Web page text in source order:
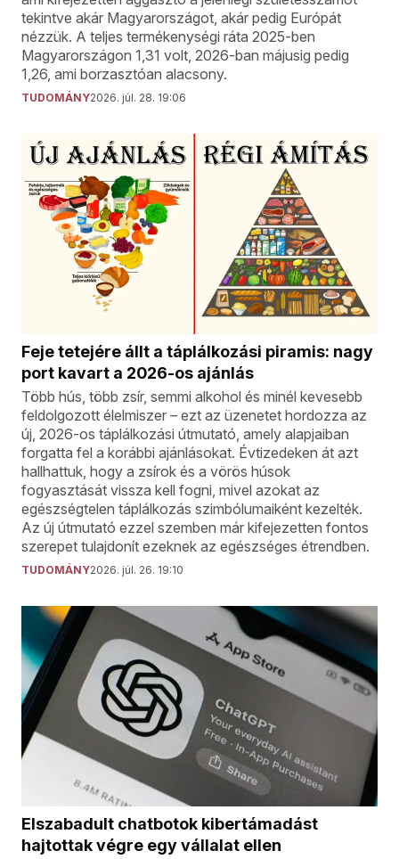
tekintve akár Magyarországot, akár pedig Európát
nézzük. A teljes termékenységi ráta 2025-ben
Magyarországon 1,31 volt, 2026-ban májusig pedig
1,26, ami borzasztóan alacsony.
TUDOMÁNY2026. júl. 28. 19:06
Feje tetejére állt a táplálkozási piramis: nagy
port kavart a 2026-os ajánlás
Több hús, több zsír, semmi alkohol és minél kevesebb
feldolgozott élelmiszer – ezt az üzenetet hordozza az
új, 2026-os táplálkozási útmutató, amely alapjaiban
forgatta fel a korábbi ajánlásokat. Évtizedeken át azt
hallhattuk, hogy a zsírok és a vörös húsok
fogyasztását vissza kell fogni, mivel azokat az
egészségtelen táplálkozás szimbólumaiként kezelték.
Az új útmutató ezzel szemben már kifejezetten fontos
szerepet tulajdonít ezeknek az egészséges étrendben.
TUDOMÁNY2026. júl. 26. 19:10
Elszabadult chatbotok kibertámadást
hajtottak végre egy vállalat ellen